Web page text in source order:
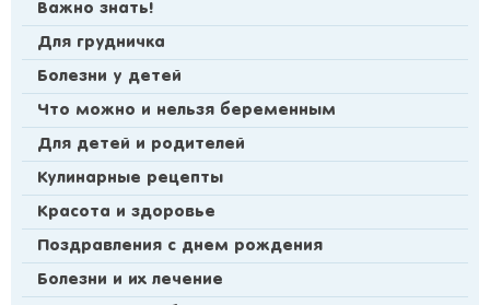
Важно знать!
Для грудничка
Болезни у детей
Что можно и нельзя беременным
Для детей и родителей
Кулинарные рецепты
Красота и здоровье
Поздравления с днем рождения
Болезни и их лечение